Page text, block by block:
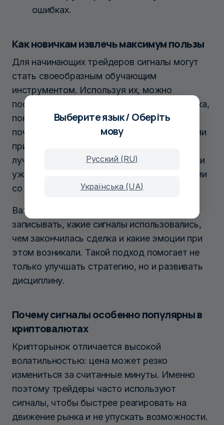
Выберите язык / Оберіть
мову
Русский (RU)
Українська (UA)
ошибках.
Как новичкам извлечь максимум пользы
Для начинающих трейдеров сигналы могут
стать своеобразным обучающим
инструментом. Используя их, можно
постепенно замечать закономерности рынка,
понимать, как формируются точки входа и
почему выставляются определённые уровни
прибыли. Со временем трейдер начинает
лучше разбираться в техническом анализе и
уже может сравнивать чужие рекомендации
со своими выводами.
Важно также вести дневник сделок:
записывать, какие сигналы использовались,
чем закончилась сделка и какие эмоции при
этом возникали. Такой подход помогает не
только улучшать стратегию, но и развивать
дисциплину.
Почему сигналы особенно популярны в
криптовалютах
Крипторынок отличается высокой
волатильностью: цена может резко
измениться за считанные минуты. Именно
поэтому трейдеры часто используют
сигналы, чтобы быстрее реагировать на
движение рынка и не упускать возможности.